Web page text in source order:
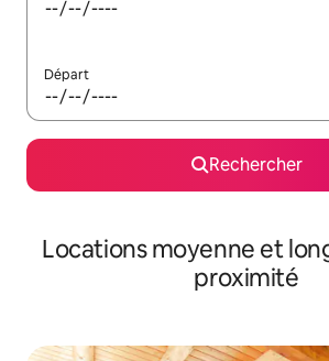
Départ
Rechercher
Locations moyenne et
proximité